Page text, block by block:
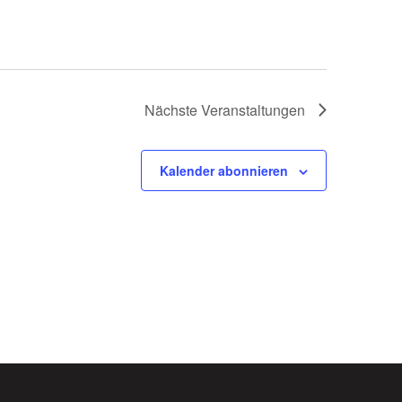
NächsteVeranstaltungen
Kalender abonnieren